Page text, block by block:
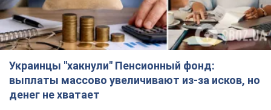
Под атакой был НПЗ: в российском Ярославле
прогремела серия взрывов. Фото и видео
В промзоне фиксирует несколько очагов пожара
годину тому 4,2 т.
ВСУ отминусовали ещё 1330 оккупантов и